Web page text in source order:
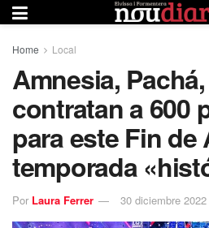
Home Local
Amnesia,
contratan a 600
para este Fin
temporada
Por Laura Ferrer 30 diciembre 2022